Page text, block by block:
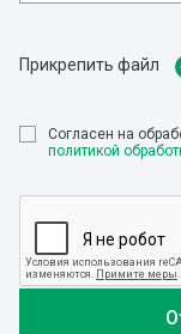
Прикрепить файл
Cогласен на
политикой